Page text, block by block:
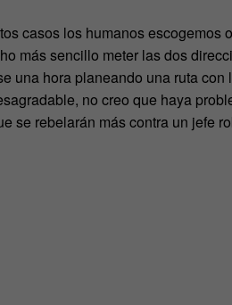
casos los humanos escogemos
más sencillo meter las dos
una hora planeando una ruta
no creo que haya
se rebelarán más contra un jefe